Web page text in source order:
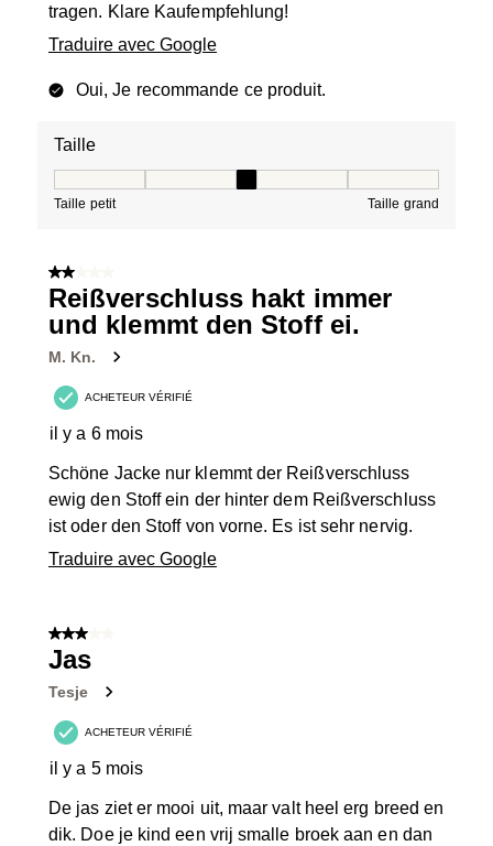
tragen. Klare Kaufempfehlung!
Traduire avec Google
Oui, Je recommande ce produit.
Taille
Taille petit Taille grand
2 sur 5 étoiles.
Reißverschluss hakt immer
und klemmt den Stoff ei.
M. Kn.
ACHETEUR VÉRIFIÉ
il y a 6 mois
Schöne Jacke nur klemmt der Reißverschluss
ewig den Stoff ein der hinter dem Reißverschluss
ist oder den Stoff von vorne. Es ist sehr nervig.
Traduire avec Google
3 sur 5 étoiles.
Jas
Tesje
ACHETEUR VÉRIFIÉ
il y a 5 mois
De jas ziet er mooi uit, maar valt heel erg breed en
dik. Doe je kind een vrij smalle broek aan en dan